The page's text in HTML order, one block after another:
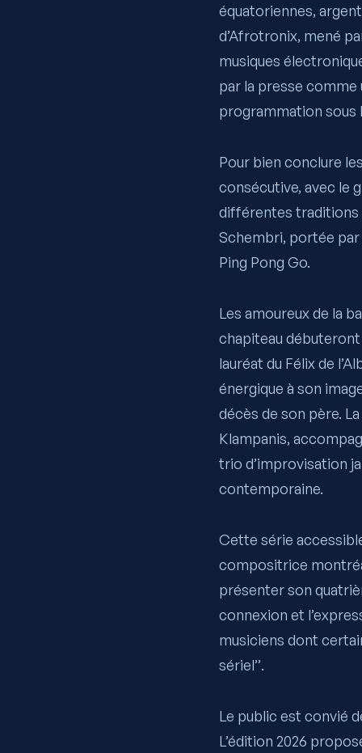
équatoriennes,
d’Afrotronix, mené
musiques
par la presse comme
programmation sous
Pour bien conclure
consécutive, avec le
différentes traditions
Schembri, portée par
Ping Pong Go.
Les amoureux de la
chapiteau
lauréat du Félix de
énergique à son
décès de son père.
Klampanis,
trio d’improvisation
contemporaine.
Cette série
compositrice
présenter son
connexion et
musiciens dont
sériel’’.
Le public est convié
L’édition 2026